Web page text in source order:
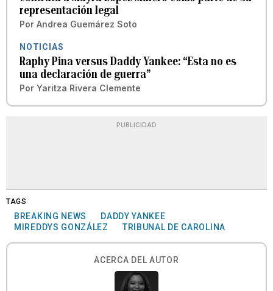
representación legal
Por Andrea Guemárez Soto
NOTICIAS
Raphy Pina versus Daddy Yankee: “Esta no es
una declaración de guerra”
Por Yaritza Rivera Clemente
PUBLICIDAD
TAGS
BREAKING NEWS
DADDY YANKEE
MIREDDYS GONZÁLEZ
TRIBUNAL DE CAROLINA
ACERCA DEL AUTOR